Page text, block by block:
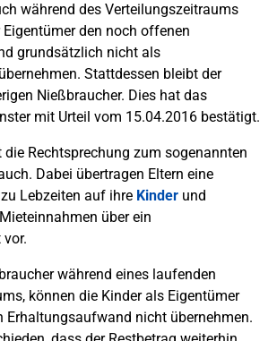
während des Verteilungszeitraums
Eigentümer den noch offenen
grundsätzlich nicht als
Stattdessen bleibt der
Nießbraucher. Dies hat das
mit Urteil vom 15.04.2016 bestätigt.
Rechtsprechung zum sogenannten
Dabei übertragen Eltern eine
Lebzeiten auf ihre Kinder und
über ein
während eines laufenden
können die Kinder als Eigentümer
Erhaltungsaufwand nicht übernehmen.